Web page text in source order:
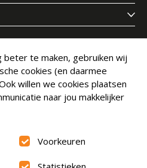
Abonneer
te maken, gebruiken wij
cookies (en daarmee
willen we cookies plaatsen
naar jou makkelijker
Voorkeuren